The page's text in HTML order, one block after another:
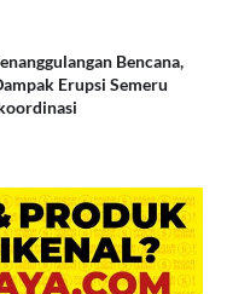
Bencana,
Erupsi Semeru